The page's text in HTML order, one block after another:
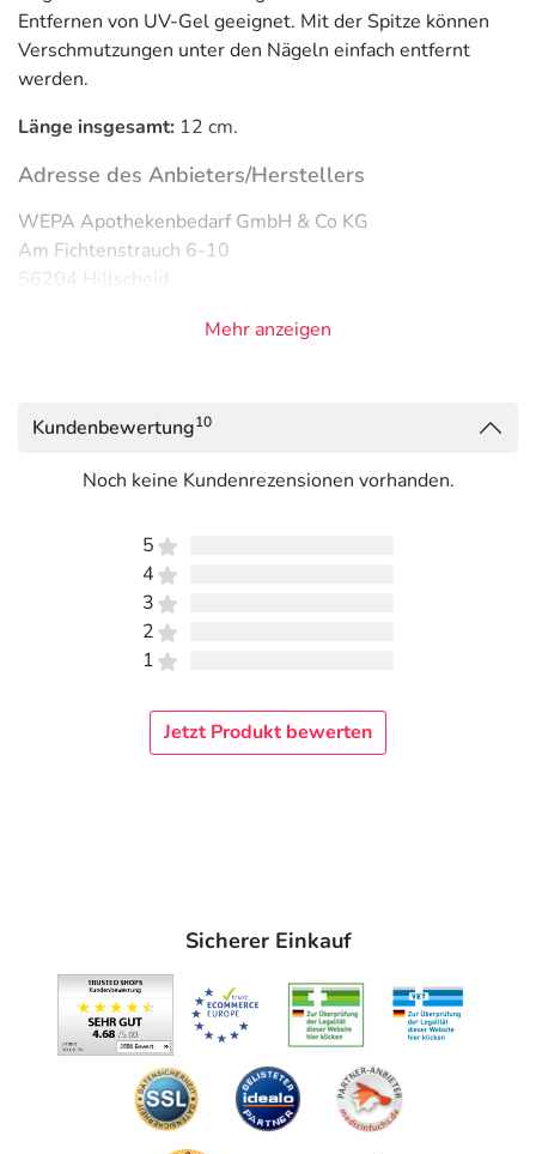
Entfernen von UV-Gel geeignet. Mit der Spitze können
Verschmutzungen unter den Nägeln einfach entfernt
werden.
Länge insgesamt: 12 cm.
Adresse des Anbieters/Herstellers
WEPA Apothekenbedarf GmbH & Co KG
Am Fichtenstrauch 6-10
56204 Hillscheid
elektronische Adresse: www.wepa-apothekenbedarf.de
DasPDF des Beipackzettels
Mehr anzeigen
Kundenbewertung10
Noch keine Kundenrezensionen vorhanden.
5
4
3
2
1
Jetzt Produkt bewerten
Sicherer Einkauf